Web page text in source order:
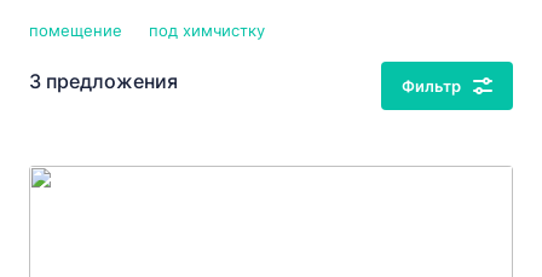
помещение под химчистку
3 предложения Фильтр